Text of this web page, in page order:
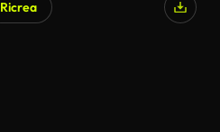
Ricrea